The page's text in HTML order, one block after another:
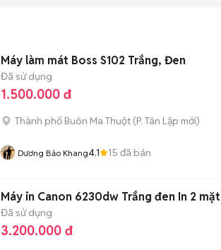
Máy làm mát Boss S102 Trắng, Đen
Đã sử dụng
1.500.000 đ
Thành phố Buôn Ma Thuột (P. Tân Lập mới)
Dương Bảo Khang4.1 15 đã bán
Máy in Canon 6230dw Trắng đen In 2 mặt
Đã sử dụng
3.200.000 đ